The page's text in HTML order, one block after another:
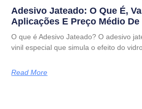
Adesivo Jateado: O Que É,
Aplicações E Preço Médio
O que é Adesivo Jateado? O adesivo
vinil especial que simula o efeito do vidro
Read More